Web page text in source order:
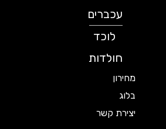
עכברים
לוכד
חולדות
מחירון
בלוג
יצירת קשר